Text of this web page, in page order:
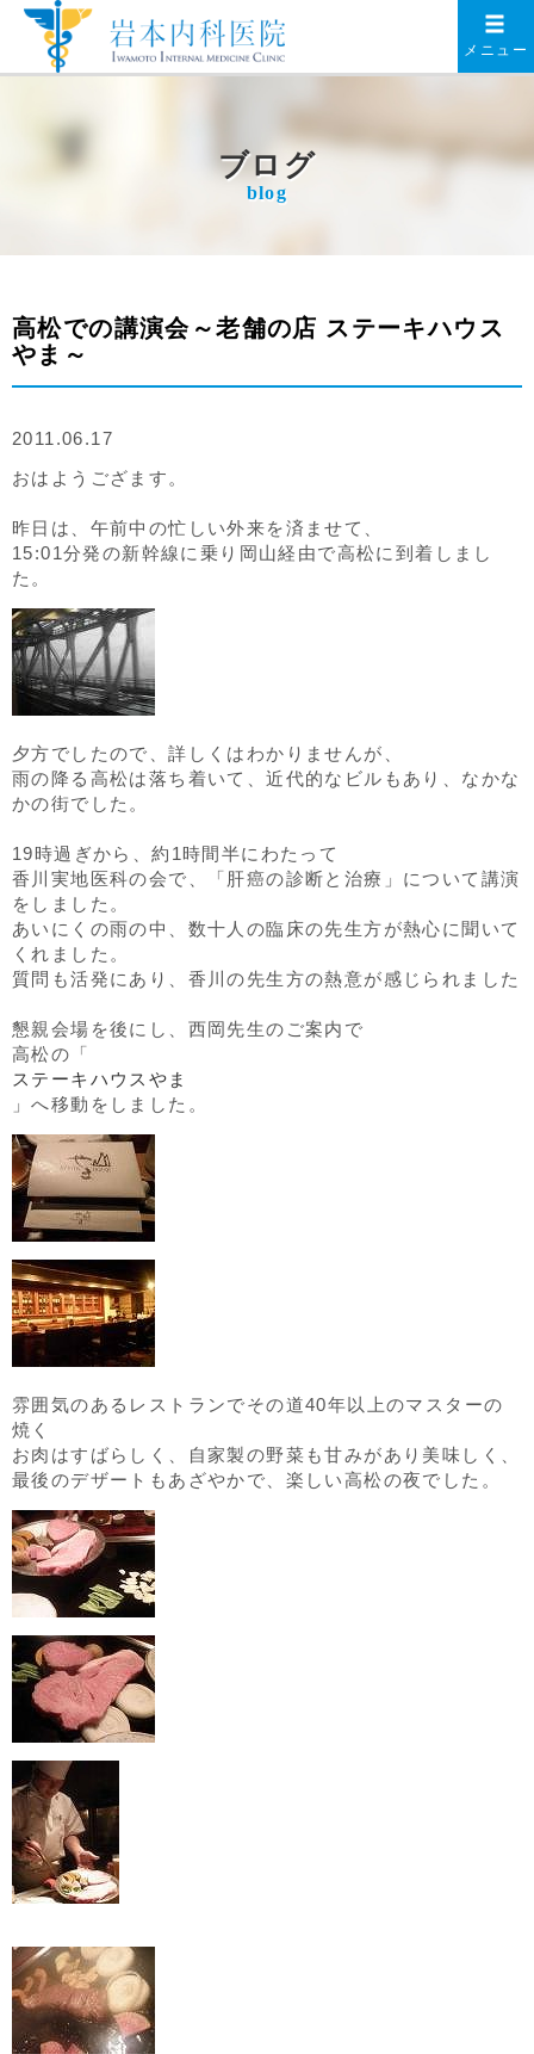
メニュー
ブログ
blog
高松での講演会～老舗の店 ステーキハウス
やま～
2011.06.17
おはようござます。
昨日は、午前中の忙しい外来を済ませて、
15:01分発の新幹線に乗り岡山経由で高松に到着しまし
た。
夕方でしたので、詳しくはわかりませんが、
雨の降る高松は落ち着いて、近代的なビルもあり、なかな
かの街でした。
19時過ぎから、約1時間半にわたって
香川実地医科の会で、「肝癌の診断と治療」について講演
をしました。
あいにくの雨の中、数十人の臨床の先生方が熱心に聞いて
くれました。
質問も活発にあり、香川の先生方の熱意が感じられました
懇親会場を後にし、西岡先生のご案内で
高松の「
ステーキハウスやま
」へ移動をしました。
雰囲気のあるレストランでその道40年以上のマスターの
焼く
お肉はすばらしく、自家製の野菜も甘みがあり美味しく、
最後のデザートもあざやかで、楽しい高松の夜でした。